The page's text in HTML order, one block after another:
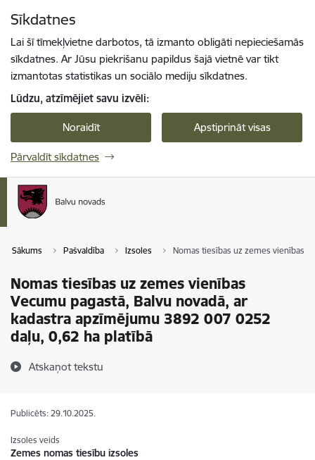
Sīkdatnes
Lai šī tīmekļvietne darbotos, tā izmanto obligāti nepieciešamās
sīkdatnes. Ar Jūsu piekrišanu papildus šajā vietnē var tikt
izmantotas statistikas un sociālo mediju sīkdatnes.
Lūdzu, atzīmējiet savu izvēli:
Noraidīt Apstiprināt visas
Pārvaldīt sīkdatnes
Sākums Pašvaldība Izsoles Nomas tiesības uz zemes vienības
Nomas tiesības uz zemes vienības
Vecumu pagastā, Balvu novadā, ar
kadastra apzīmējumu 3892 007 0252
daļu, 0,62 ha platībā
Atskaņot tekstu
Publicēts: 29.10.2025.
Izsoles veids
Zemes nomas tiesību izsoles